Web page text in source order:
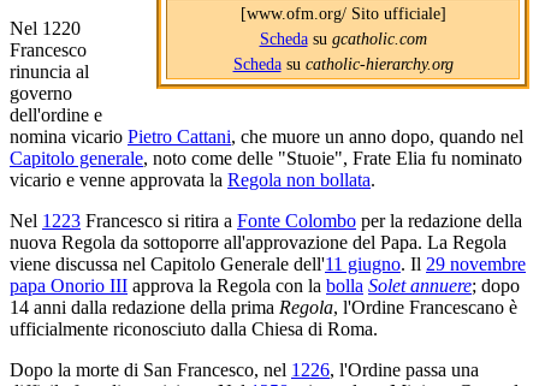
[www.ofm.org/ Sito ufficiale]
Schedasu gcatholic.com
Schedasu catholic-hierarchy.org
Nel 1220
Francesco
rinuncia al
governo
dell'ordine e
nomina vicario Pietro Cattani, che muore un anno dopo, quando nel
Capitolo generale, noto come delle "Stuoie", Frate Elia fu nominato
vicario e venne approvata la Regola non bollata.
Nel 1223 Francesco si ritira a Fonte Colombo per la redazione della
nuova Regola da sottoporre all'approvazione del Papa. La Regola
viene discussa nel Capitolo Generale dell'11 giugno. Il 29 novembre
papa Onorio III approva la Regola con la bolla Solet annuere; dopo
14 anni dalla redazione della prima Regola, l'Ordine Francescano è
ufficialmente riconosciuto dalla Chiesa di Roma.
Dopo la morte di San Francesco, nel 1226, l'Ordine passa una